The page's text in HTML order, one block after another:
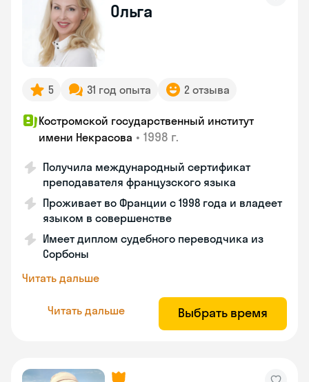
Ольга
5 31 год опыта 2 отзыва
Костромской государственный институт
имени Некрасова • 1998 г.
Получила международный сертификат
преподавателя французского языка
Проживает во Франции с 1998 года и владеет
языком в совершенстве
Имеет диплом судебного переводчика из
Сорбоны
Читать дальше
Читать дальше Выбрать время